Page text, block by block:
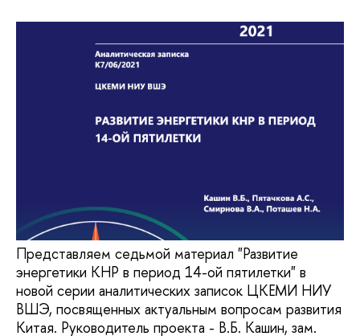
Представляем седьмой материал "Развитие
энергетики КНР в период 14-ой пятилетки" в
новой серии аналитических записок ЦКЕМИ НИУ
ВШЭ, посвященных актуальным вопросам развития
Китая. Руководитель проекта - В.Б. Кашин, зам.